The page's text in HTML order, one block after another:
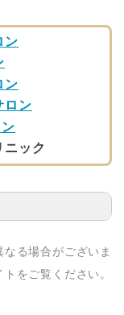
ン
ン
ロン
ック
3131
る場合がございま
をご覧ください。